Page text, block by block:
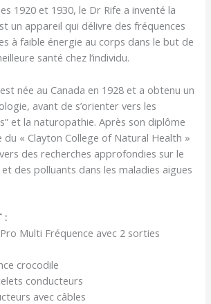
1920 et 1930, le Dr Rife a inventé la
un appareil qui délivre des fréquences
à faible énergie au corps dans le but de
santé chez l’individu.
née au Canada en 1928 et a obtenu un
avant de s’orienter vers les
et la naturopathie. Après son diplôme
du « Clayton College of Natural Health »
des recherches approfondies sur le
des polluants dans les maladies aigues
:
Multi Fréquence avec 2 sorties
crocodile
conducteurs
avec câbles